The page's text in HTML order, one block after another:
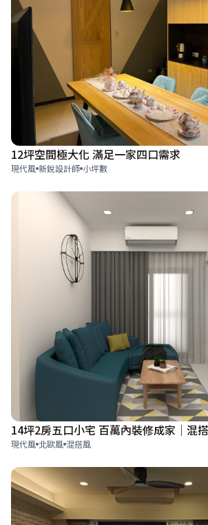
12坪空間極大化 滿足一家四口需求
現代風 新銳設計師 小坪數
14坪2房五口小宅 百萬內裝修成家｜混
現代風 北歐風 混搭風